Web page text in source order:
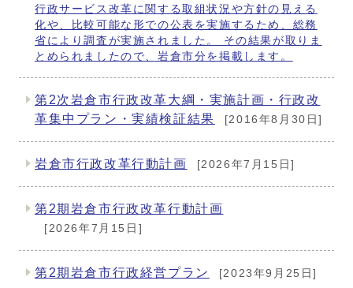
行政サービス改革に関する取組状況や方針の見える
化や、比較可能な形での公表を実施するため、総務
省により調査が実施されました。 その結果が取りま
とめられましたので、岩倉市分を掲載します。
第2次岩倉市行政改革大綱・実施計画・行政改
革集中プラン・実績検証結果
[2016年8月30日]
岩倉市行政改革行動計画 [2026年7月15日]
第2期岩倉市行政改革行動計画
[2026年7月15日]
第2期岩倉市行政経営プラン [2023年9月25日]